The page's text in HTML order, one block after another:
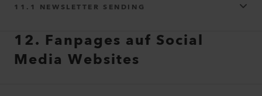
Hosting Anbieter
EqualWeb (inkl. Einsatz von Cloudflare Rocket Loader als
11.1 NEWSLETTER SENDING
12. Fanpages auf Social
Media Websites